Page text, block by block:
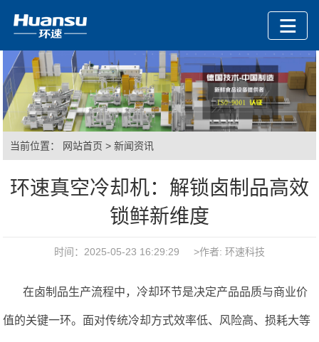
当前位置： 网站首页 >新闻资讯
环速真空冷却机：解锁卤制品高效
锁鲜新维度
时间：2025-05-23 16:29:29 >作者: 环速科技
在卤制品生产流程中，冷却环节是决定产品品质与商业价
值的关键一环。面对传统冷却方式效率低、风险高、损耗大等